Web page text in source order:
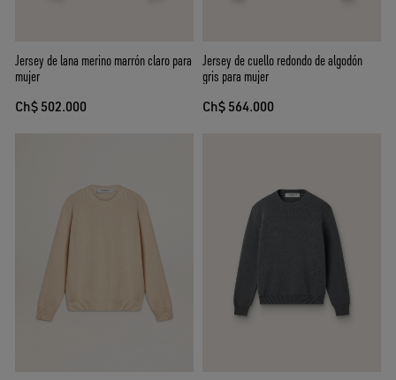
Jersey de lana merino marrón claro para
mujer
Ch$ 502.000
Jersey de cuello redondo de algodón
gris para mujer
Ch$ 564.000